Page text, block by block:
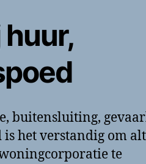
buitensluiting,
het verstandig om
te